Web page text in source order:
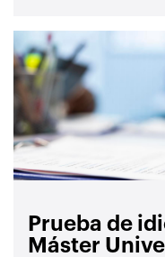
Prueba de
Máster